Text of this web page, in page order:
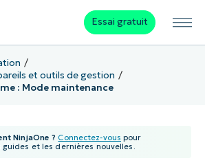
Essai gratuit
et outils de gestion
: Mode maintenance
NinjaOne ? Connectez-vous pour
et les dernières nouvelles.